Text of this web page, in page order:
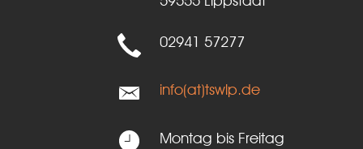
02941 57277
info(at)tswlp.de
Montag bis Freitag